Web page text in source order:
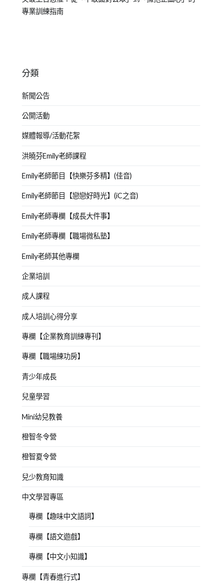
專業訓練指南
分類
新聞公告
公開活動
媒體報導/活動花絮
洪曉芬Emily老師課程
Emily老師節目【快樂芬多精】(佳音)
Emily老師節目【戀戀好時光】(iC之音)
Emily老師專欄【成長大件事】
Emily老師專欄【職場微私塾】
Emily老師其他專欄
企業培訓
成人課程
成人培訓心得分享
專欄【企業教育訓練專刊】
專欄【職場練功房】
青少年成長
兒童學習
Mini幼兒教養
橙智冬令營
橙智夏令營
兒少教育知識
中文學習專區
專欄【趣味中文語詞】
專欄【語文遊戲】
專欄【中文小知識】
專欄【青春進行式】